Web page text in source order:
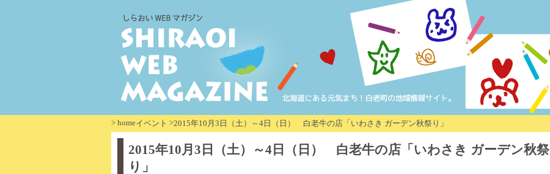
> homeイベント >2015年10月3日（土）～4日（日） 白老牛の店「いわさき ガーデン秋祭り」
2015年10月3日（土）～4日（日） 白老牛の店「いわさき ガーデン秋祭
り」